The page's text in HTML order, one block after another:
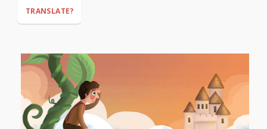
TRANSLATE?
"Maybe I can find something to eat in that castle…"